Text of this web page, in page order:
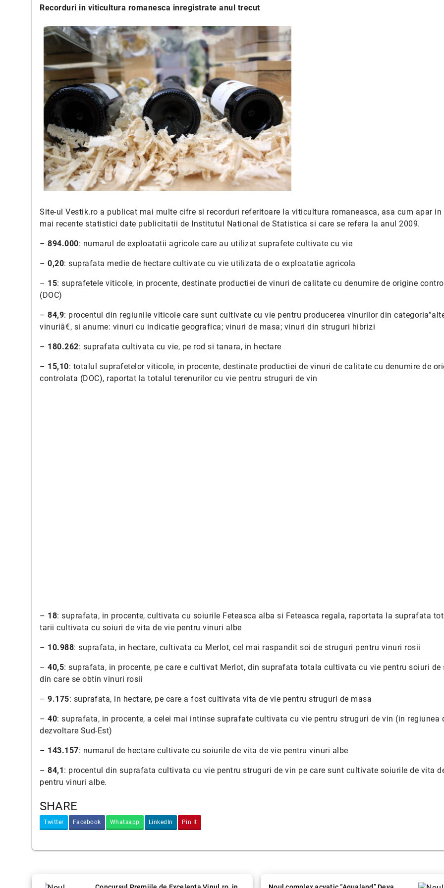
Recorduri in viticultura romanesca inregistrate anul trecut
Site-ul Vestik.ro a publicat mai multe cifre si recorduri referitoare la viticultura romaneasca, asa cum apar in
mai recente statistici date publicitatii de Institutul National de Statistica si care se refera la anul 2009.
– 894.000: numarul de exploatatii agricole care au utilizat suprafete cultivate cu vie
– 0,20: suprafata medie de hectare cultivate cu vie utilizata de o exploatatie agricola
– 15: suprafetele viticole, in procente, destinate productiei de vinuri de calitate cu denumire de origine
(DOC)
– 84,9: procentul din regiunile viticole care sunt cultivate cu vie pentru producerea vinurilor din
vinuriâ€, si anume: vinuri cu indicatie geografica; vinuri de masa; vinuri din struguri hibrizi
– 180.262: suprafata cultivata cu vie, pe rod si tanara, in hectare
– 15,10: totalul suprafetelor viticole, in procente, destinate productiei de vinuri de calitate cu denumire de
controlata (DOC), raportat la totalul terenurilor cu vie pentru struguri de vin
– 18: suprafata, in procente, cultivata cu soiurile Feteasca alba si Feteasca regala, raportata la suprafata
tarii cultivata cu soiuri de vita de vie pentru vinuri albe
– 10.988: suprafata, in hectare, cultivata cu Merlot, cel mai raspandit soi de struguri pentru vinuri rosii
– 40,5: suprafata, in procente, pe care e cultivat Merlot, din suprafata totala cultivata cu vie pentru soiuri de
din care se obtin vinuri rosii
– 9.175: suprafata, in hectare, pe care a fost cultivata vita de vie pentru struguri de masa
– 40: suprafata, in procente, a celei mai intinse suprafate cultivata cu vie pentru struguri de vin (in regiunea
dezvoltare Sud-Est)
– 143.157: numarul de hectare cultivate cu soiurile de vita de vie pentru vinuri albe
– 84,1 : procentul din suprafata cultivata cu vie pentru struguri de vin pe care sunt cultivate soiurile de vita
pentru vinuri albe.
SHARE
Twitter Facebook Whatsapp LinkedIn Pin It